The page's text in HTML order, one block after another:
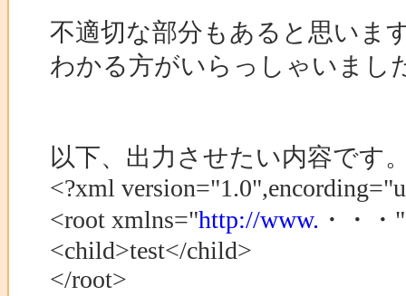
不適切な部分もあると思いま
わかる方がいらっしゃいまし
以下、出力させたい内容です
<?xml
<root xmlns="http://www. ・・・
<child>test</child>
</root>